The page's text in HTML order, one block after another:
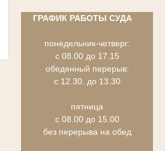
ГРАФИК РАБОТЫ СУДА
понедельник-четверг:
с 08.00 до 17.15
обеденный перерыв:
с 12.30. до 13.30
пятница
с 08.00 до 15.00
без перерыва на обед